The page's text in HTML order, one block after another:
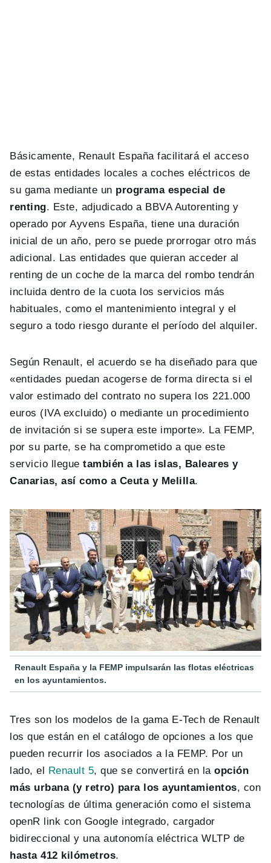
Básicamente, Renault España facilitará el acceso
de estas entidades locales a coches eléctricos de
su gama mediante un programa especial de
renting. Este, adjudicado a BBVA Autorenting y
operado por Ayvens España, tiene una duración
inicial de un año, pero se puede prorrogar otro más
adicional. Las entidades que quieran acceder al
renting de un coche de la marca del rombo tendrán
incluida dentro de la cuota los servicios más
habituales, como el mantenimiento integral y el
seguro a todo riesgo durante el período del alquiler.
Según Renault, el acuerdo se ha diseñado para que
«entidades puedan acogerse de forma directa si el
valor estimado del contrato no supera los 221.000
euros (IVA excluido) o mediante un procedimiento
de invitación si se supera este importe». La FEMP,
por su parte, se ha comprometido a que este
servicio lleguetambién a las islas, Baleares y
Canarias, así como a Ceuta y Melilla.
Renault España y la FEMP impulsarán las flotas eléctricas
en los ayuntamientos.
Tres son los modelos de la gama E-Tech de Renault
los que están en el catálogo de opciones a los que
pueden recurrir los asociados a la FEMP. Por un
lado, el Renault 5, que se convertirá en laopción
más urbana (y retro) para los ayuntamientos, con
tecnologías de última generación como el sistema
openR link con Google integrado, cargador
bidireccional y una autonomía eléctrica WLTP de
hasta 412 kilómetros.